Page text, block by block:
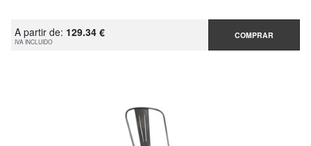
A partir de: 129.34 €
IVA INCLUIDO
COMPRAR